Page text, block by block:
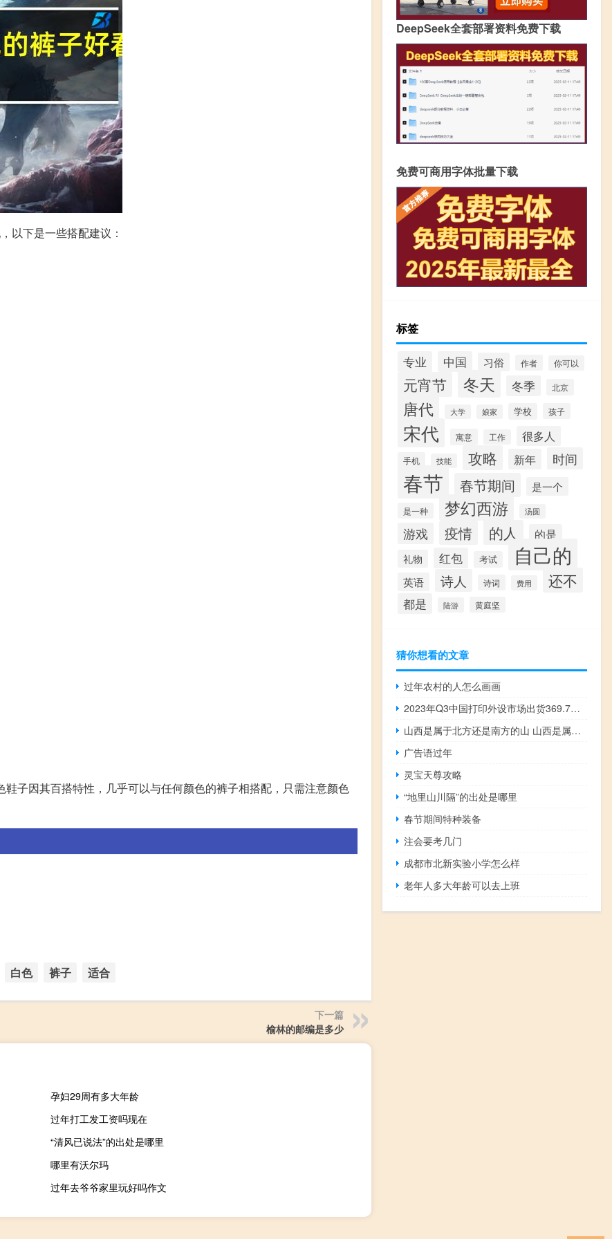
以下是一些搭配建议：
子因其百搭特性，几乎可以与任何颜色的裤子相搭配，只需注意颜色
白色 裤子 适合
下一篇
榆林的邮编是多少
孕妇29周有多大年龄
过年打工发工资吗现在
“清风已说法”的出处是哪里
哪里有沃尔玛
过年去爷爷家里玩好吗作文
DeepSeek全套部署资料免费下载
免费可商用字体批量下载
标签
专业 中国 习俗 作者 你可以
元宵节 冬天 冬季 北京
唐代 大学 娘家 学校 孩子
宋代 寓意 工作 很多人
手机 技能 攻略 新年 时间
春节 春节期间 是一个
是一种 梦幻西游 汤圆
游戏 疫情 的人 的是
礼物 红包 考试 自己的
英语 诗人 诗词 费用 还不
都是 陆游 黄庭坚
猜你想看的文章
过年农村的人怎么画画
2023年Q3中国打印外设市场出货369.7万台 同比下降20.5%
山西是属于北方还是南方的山 山西是属于北方还是南方的
广告语过年
灵宝天尊攻略
“地里山川隔”的出处是哪里
春节期间特种装备
注会要考几门
成都市北新实验小学怎么样
老年人多大年龄可以去上班